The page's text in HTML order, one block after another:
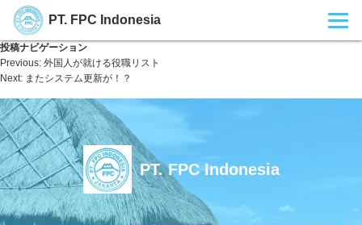
PT. FPC Indonesia
投稿ナビゲーション
Previous: 外国人が就ける役職リスト
Next: またシステム更新が！？
PT. FPC Indonesia